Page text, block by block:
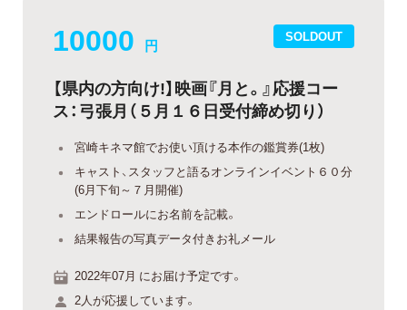
SOLDOUT
10000 円
【県内の方向け!】映画『月と。』応援コー
ス：弓張月（５月１６日受付締め切り）
宮崎キネマ館でお使い頂ける本作の鑑賞券(1枚)
キャスト、スタッフと語るオンラインイベント６０分
(6月下旬～７月開催)
エンドロールにお名前を記載。
結果報告の写真データ付きお礼メール
2022年07月 にお届け予定です。
2人が応援しています。